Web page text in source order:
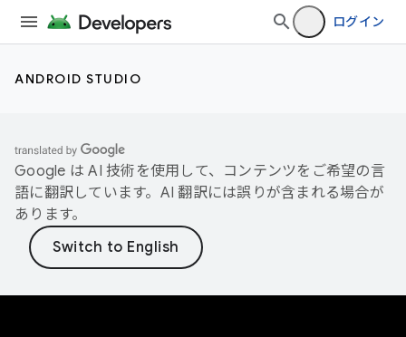
ログイン
ANDROID STUDIO
Google は AI 技術を使用して、コンテンツをご希望の言
語に翻訳しています。AI 翻訳には誤りが含まれる場合が
あります。